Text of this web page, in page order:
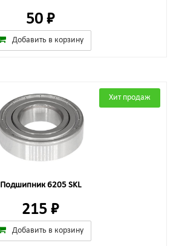
50 ₽
Добавить в корзину
Хит продаж
Подшипник 6205 SKL
215 ₽
Добавить в корзину